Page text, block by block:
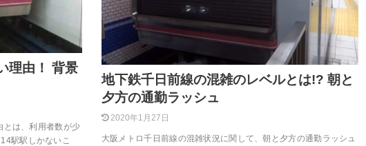
理由！ 背景
とは、利用者数が少
駅駅しかないこ
地下鉄千日前線の混雑のレベルとは!? 朝と
夕方の通勤ラッシュ
2020年1月27日
大阪メトロ千日前線の混雑状況に関して、朝と夕方の通勤ラッシュ